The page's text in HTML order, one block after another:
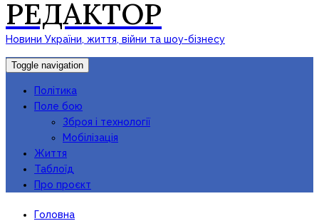
РЕДАКТОР
Новини України, життя, війни та шоу-бізнесу
Toggle navigation
Політика
Поле бою
Зброя і технології
Мобілізація
Життя
Таблоїд
Про проєкт
Головна